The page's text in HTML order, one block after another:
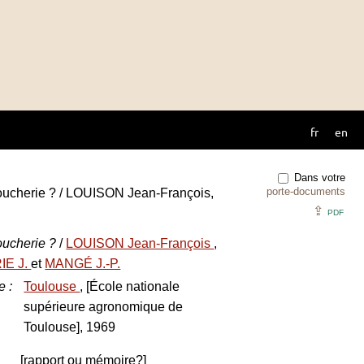
fr en
Dans votre
porte-documents
⇪ PDF
? / LOUISON Jean-François,
?/ LOUISON Jean-François ,
J.et MANGÉ J.-P.
: Toulouse , [École nationale
supérieure agronomique de
Toulouse], 1969
[rapport ou mémoire?]